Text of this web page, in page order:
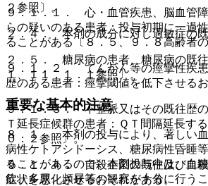
９．１．１． 心・血管疾患、脳血管
らの疑いのある患者：投与初期に一過
ることがある〔８．５、９．８高齢者
９．１．２． てんかん等の痙攣性疾
歴のある患者：痙攣閾値を低下させるお
９．１．３． 不整脈又はその既往歴
Ｔ延長症候群の患者：ＱＴ間隔延長す
０．２参照〕。
９．１．４． 自殺企図の既往及び自
症状を悪化させるおそれがある。
２参照〕。
２．４． 本剤の成分に対し過敏症の
２．５． 糖尿病の患者、糖尿病の既往
１、１１．１．１参照〕。
重要な基本的注意
８．１． 本剤の投与により、著しい
病性ケトアシドーシス、糖尿病性昏睡
ることがあるので、本剤投与中は、血
飲、多尿、頻尿等の観察を十分に行う